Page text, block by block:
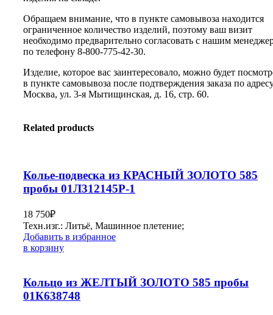
Обращаем внимание, что в пункте самовывоза находится
ограниченное количество изделий, поэтому ваш визит
необходимо предварительно согласовать с нашим
по телефону 8-800-775-42-30.
Изделие, которое вас заинтересовало, можно будет
в пункте самовывоза после подтверждения заказа по
Москва, ул. 3-я Мытищинская, д. 16, стр. 60.
Related products
Колье-подвеска из КРАСНЫЙ ЗОЛОТО 585
пробы 01Л312145Р-1
18 750₽
Техн.изг.: Литьё, Машинное плетение;
Добавить в избранное
в корзину
Кольцо из ЖЕЛТЫЙ ЗОЛОТО 585 пробы
01К638748